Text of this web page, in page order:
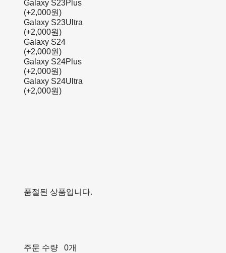
Galaxy S23Plus
(+2,000원)
Galaxy S23Ultra
(+2,000원)
Galaxy S24
(+2,000원)
Galaxy S24Plus
(+2,000원)
Galaxy S24Ultra
(+2,000원)
품절된 상품입니다.
주문 수량
0개